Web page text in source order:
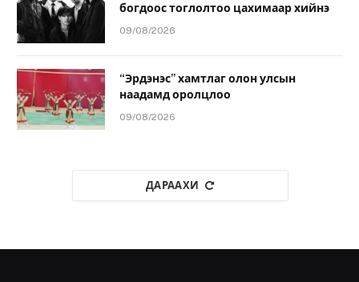
богдоос тоглолтоо цахимаар хийнэ
09/08/2026
“Эрдэнэс” хамтлаг олон улсын
наадамд оролцлоо
09/08/2026
ДАРААХИ